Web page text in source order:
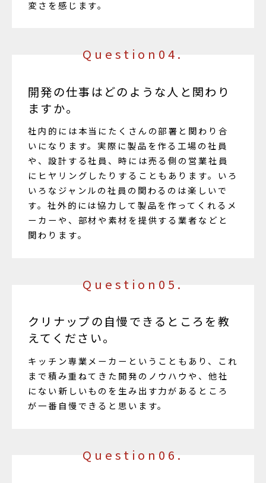
変さを感じます。
Question04.
開発の仕事はどのような人と関わり
ますか。
社内的には本当にたくさんの部署と関わり合
いになります。実際に製品を作る工場の社員
や、設計する社員、時には売る側の営業社員
にヒヤリングしたりすることもあります。いろ
いろなジャンルの社員の関わるのは楽しいで
す。社外的には協力して製品を作ってくれるメ
ーカーや、部材や素材を提供する業者などと
関わります。
Question05.
クリナップの自慢できるところを教
えてください。
キッチン専業メーカーということもあり、これ
まで積み重ねてきた開発のノウハウや、他社
にない新しいものを生み出す力があるところ
が一番自慢できると思います。
Question06.